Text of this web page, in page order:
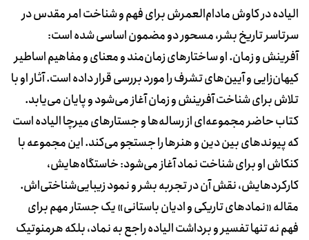
الیاده در کاوش مادام‌العمرش برای فهم و شناخت امر مقدس در
سرتاسر تاریخ بشر، مسحور دو مضمون اساسی شده است:
آفرینش و زمان. او ساختارهای زمان‌مند و معنای و مفاهیم اساطیر
کیهان‌زایی و آیین‌های تشرف را مورد بررسی قرار داده است. آثار او با
تلاش برای شناخت آفرینش و زمان آغاز می‌شود و پایان می‌یابد.
کتاب حاضر مجموعه‌ای از رساله‌ها و جستارهای میرچا الیاده است
که پیوندهای بین دین و هنرها را جستجو می‌کند. این مجموعه با
کنکاش او برای شناخت نماد آغاز می‌شود: خاستگاه‌هایش،
کارکردهایش، نقش آن در تجربه بشر و نمود زیبایی‌شناختی‌اش.
مقاله «نمادهای تاریکی و ادیان باستانی» یک جستار مهم برای
فهم نه تنها تفسیر و برداشت الیاده راجع به نماد، بلکه هرمنوتیک